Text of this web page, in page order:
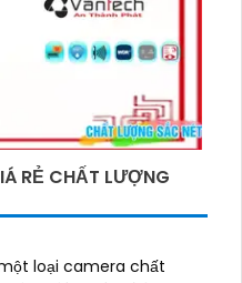
RẺ CHẤT LƯỢNG
loại camera chất